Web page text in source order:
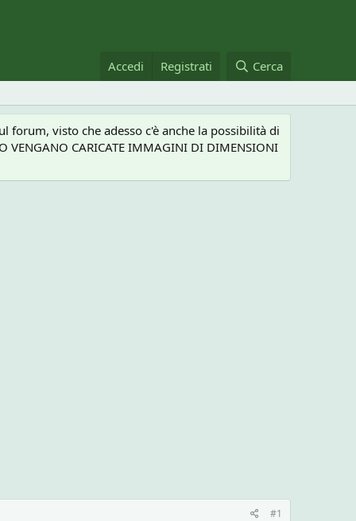
Accedi Registrati Cerca
forum, visto che adesso c'è anche la possibilità di
CARICATE IMMAGINI DI DIMENSIONI
#1